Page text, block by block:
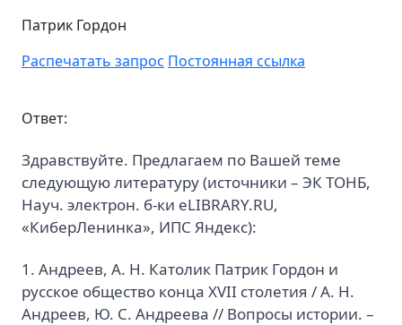
Патрик Гордон
Распечатать запрос Постоянная ссылка
Ответ:
Здравствуйте. Предлагаем по Вашей теме
следующую литературу (источники – ЭК ТОНБ,
Науч. электрон. б-ки eLIBRARY.RU,
«КиберЛенинка», ИПС Яндекс):
1. Андреев, А. Н. Католик Патрик Гордон и
русское общество конца XVII столетия / А. Н.
Андреев, Ю. С. Андреева // Вопросы истории. –